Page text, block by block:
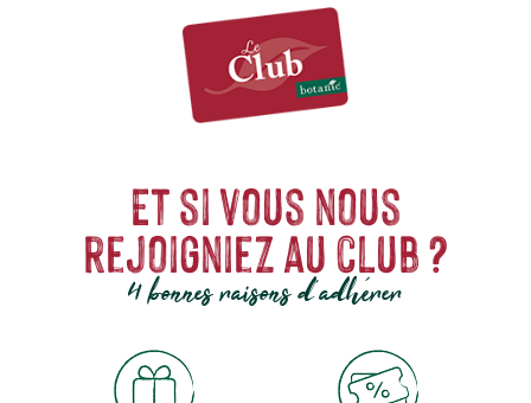
Et si vous nous
rejoigniez au club ?
4 bonnes raisons d'adhérer